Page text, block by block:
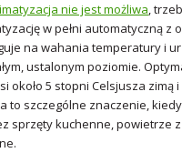
nie jest możliwa,
w pełni automatyczną z
na wahania temperatury i
ustalonym poziomie.
około 5 stopni Celsjusza zimą i
to szczególne znaczenie,
sprzęty kuchenne, powietrze